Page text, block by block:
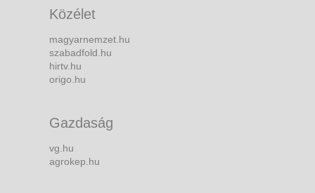
Közélet
magyarnemzet.hu
szabadfold.hu
hirtv.hu
origo.hu
Gazdaság
vg.hu
agrokep.hu